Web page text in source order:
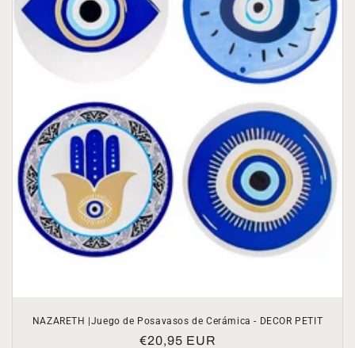
NAZARETH |Juego de Posavasos de Cerámica - DECOR PETIT
Precio
€20,95 EUR